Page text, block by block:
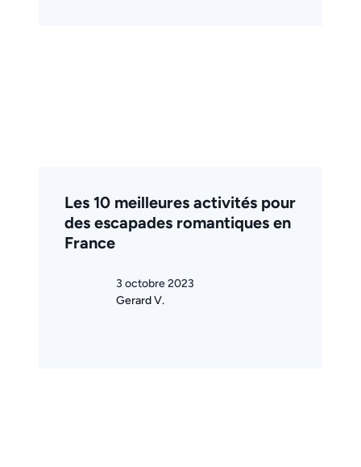
Les 10 meilleures activités pour
des escapades romantiques en
France
3 octobre 2023
Gerard V.